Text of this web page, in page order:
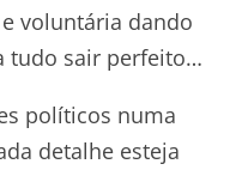
voluntária dando
tudo sair perfeito…
políticos numa
detalhe esteja